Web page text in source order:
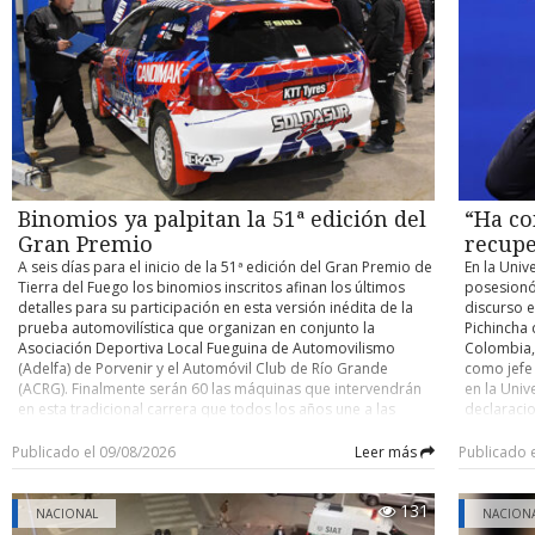
atribuido a Irán. Con información de Infobae
accidente y determinar eventuales responsabilidades. Su
control de detención quedó fijado para este domingo.
el
acceder
cerrado
y
Binomios ya palpitan la 51ª edición del
Gran Premio
A seis días para el inicio de la 51ª edición del Gran Premio de
Tierra del Fuego los binomios inscritos afinan los últimos
detalles para su participación en esta versión inédita de la
prueba automovilística que organizan en conjunto la
Asociación Deportiva Local Fueguina de Automovilismo
(Adelfa) de Porvenir y el Automóvil Club de Río Grande
(ACRG). Finalmente serán 60 las máquinas que intervendrán
en esta tradicional carrera que todos los años une a las
vuelta, con partida y llegada este año en la capital fueguina.
Como es ya conocido, para esta versión los organizadores
determinaron que la carrera se dispute por etapas,
reemplazando lo que se realizaba hasta la edición pasada
que era de bandera a bandera y sin detenciones entremedio
Publicado el 09/08/2026 Leer más
“Ha
En la
discurso
Pichincha
como
en la
nacional”
país. En
Ha
autoridad
Publicado
NACIONAL 131